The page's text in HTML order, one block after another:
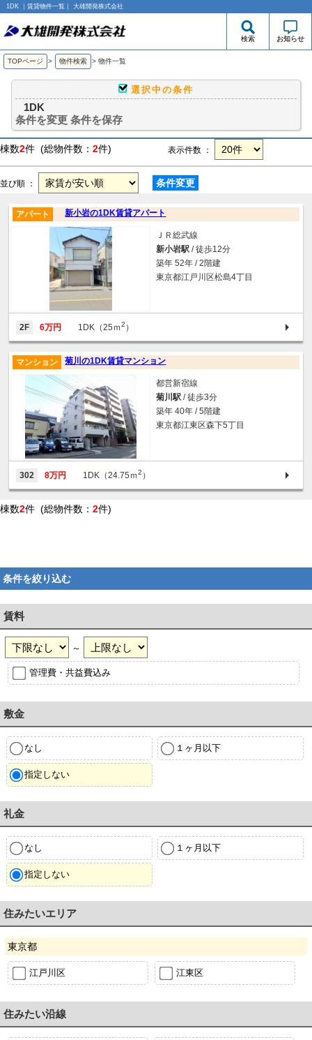
1DK ｜賃貸物件一覧｜ 大雄開発株式会社
検索 お知らせ
TOPページ > 物件検索 > 物件一覧
選択中の条件
1DK
条件を変更 条件を保存
棟数2件 (総物件数： 2件) 表示件数 ：
並び順 ： 条件変更
新小岩の1DK賃貸アパート
アパート
ＪＲ総武線
新小岩駅 / 徒歩12分
築年 52年 / 2階建
東京都江戸川区松島4丁目
2F 6万円 1DK（25ｍ2 ）
菊川の1DK賃貸マンション
マンション
都営新宿線
菊川駅 / 徒歩3分
築年 40年 / 5階建
東京都江東区森下5丁目
302 8万円 1DK（24.75ｍ2 ）
棟数2件 (総物件数： 2件)
条件を絞り込む
賃料
～
管理費・共益費込み
敷金
なし １ヶ月以下
指定しない
礼金
なし １ヶ月以下
指定しない
住みたいエリア
東京都
江戸川区 江東区
住みたい沿線